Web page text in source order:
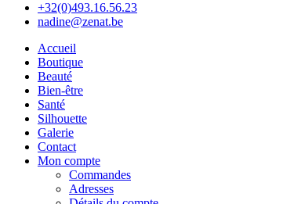
+32(0)493.16.56.23
nadine@zenat.be
Accueil
Boutique
Beauté
Bien-être
Santé
Silhouette
Galerie
Contact
Mon compte
Commandes
Adresses